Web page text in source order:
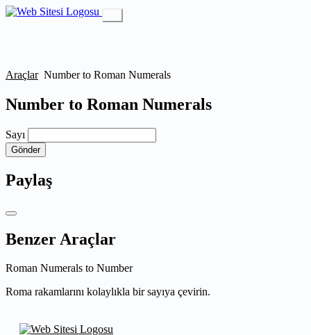
Araçlar Number to Roman Numerals
Number to Roman Numerals
Sayı
Gönder
Paylaş
Benzer Araçlar
Roman Numerals to Number
Roma rakamlarını kolaylıkla bir sayıya çevirin.